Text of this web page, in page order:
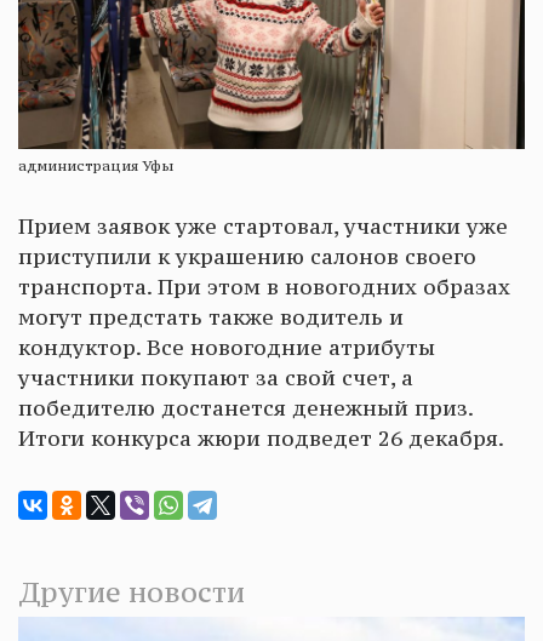
администрация Уфы
Прием заявок уже стартовал, участники уже
приступили к украшению салонов своего
транспорта. При этом в новогодних образах
могут предстать также водитель и
кондуктор. Все новогодние атрибуты
участники покупают за свой счет, а
победителю достанется денежный приз.
Итоги конкурса жюри подведет 26 декабря.
Другие новости